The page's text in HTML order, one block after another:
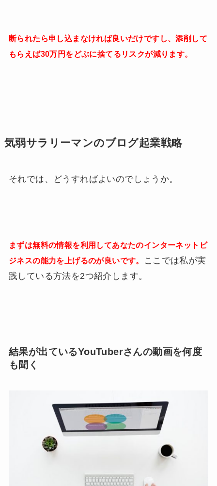
断られたら申し込まなければ良いだけですし、添削して
もらえば30万円をどぶに捨てるリスクが減ります。
気弱サラリーマンのブログ起業戦略
それでは、どうすればよいのでしょうか。
まずは無料の情報を利用してあなたのインターネットビ
ジネスの能力を上げるのが良いです。
ここでは私が実
践している方法を2つ紹介します。
結果が出ているYouTuberさんの動画を何度
も聞く